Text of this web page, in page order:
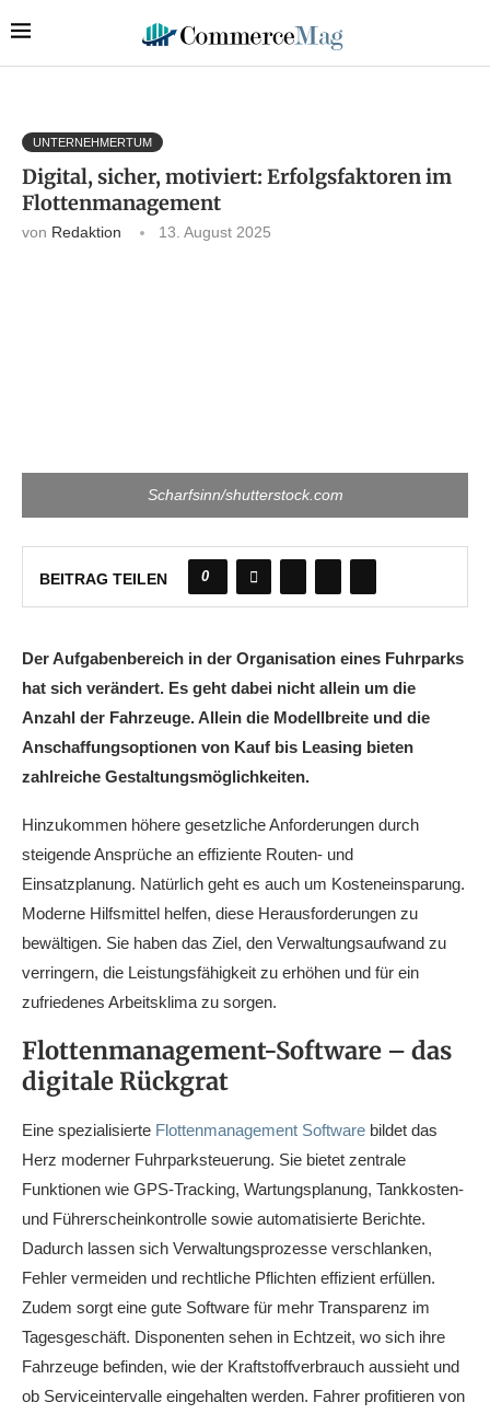
UNTERNEHMERTUM
Digital, sicher, motiviert: Erfolgsfaktoren im
Flottenmanagement
von Redaktion 13. August 2025
Scharfsinn/shutterstock.com
BEITRAG TEILEN 0
Der Aufgabenbereich in der Organisation eines Fuhrparks
hat sich verändert. Es geht dabei nicht allein um die
Anzahl der Fahrzeuge. Allein die Modellbreite und die
Anschaffungsoptionen von Kauf bis Leasing bieten
zahlreiche Gestaltungsmöglichkeiten.
Hinzukommen höhere gesetzliche Anforderungen durch
steigende Ansprüche an effiziente Routen- und
Einsatzplanung. Natürlich geht es auch um Kosteneinsparung.
Moderne Hilfsmittel helfen, diese Herausforderungen zu
bewältigen. Sie haben das Ziel, den Verwaltungsaufwand zu
verringern, die Leistungsfähigkeit zu erhöhen und für ein
zufriedenes Arbeitsklima zu sorgen.
Flottenmanagement-Software – das
digitale Rückgrat
Eine spezialisierte Flottenmanagement Software bildet das
Herz moderner Fuhrparksteuerung. Sie bietet zentrale
Funktionen wie GPS-Tracking, Wartungsplanung, Tankkosten-
und Führerscheinkontrolle sowie automatisierte Berichte.
Dadurch lassen sich Verwaltungsprozesse verschlanken,
Fehler vermeiden und rechtliche Pflichten effizient erfüllen.
Zudem sorgt eine gute Software für mehr Transparenz im
Tagesgeschäft. Disponenten sehen in Echtzeit, wo sich ihre
Fahrzeuge befinden, wie der Kraftstoffverbrauch aussieht und
ob Serviceintervalle eingehalten werden. Fahrer profitieren von